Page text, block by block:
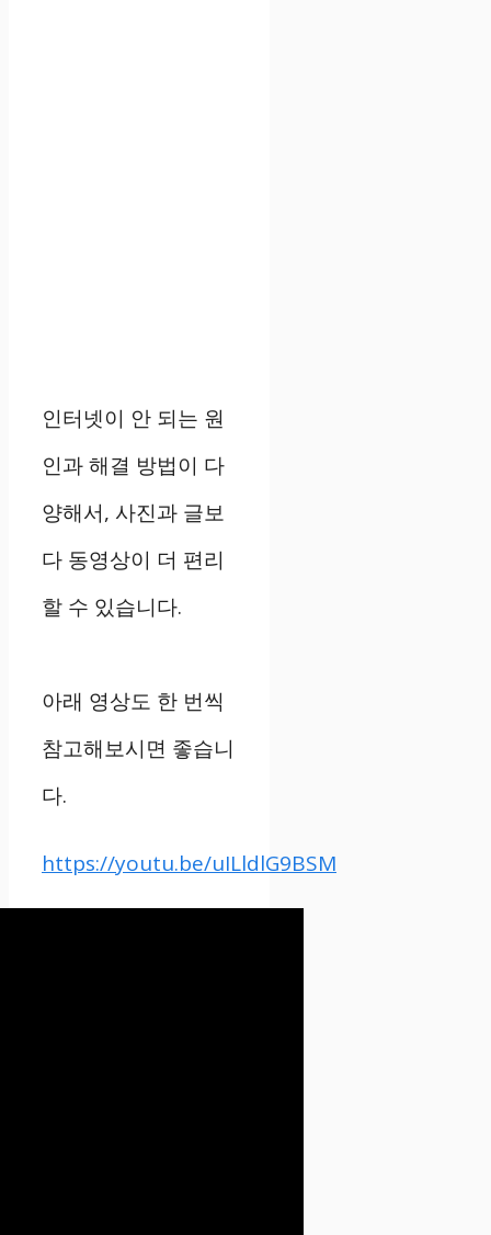
인터넷이 안 되는 원
인과 해결 방법이 다
양해서, 사진과 글보
다 동영상이 더 편리
할 수 있습니다.
아래 영상도 한 번씩
참고해보시면 좋습니
다.
https://youtu.be/uILldlG9BSM